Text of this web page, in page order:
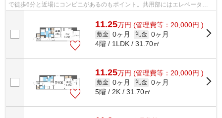
で徒歩6分と近場にコンビニがあるのもポイント。共用部にはエレベータ・
敷地内ごみ置き場などが揃っており、とて...
11.25万円 (管理費等：20,000円 )
敷金 0ヶ月 礼金 0ヶ月
4階 / 1LDK / 31.70㎡
11.25万円 (管理費等：20,000円 )
敷金 0ヶ月 礼金 0ヶ月
5階 / 2K / 31.70㎡